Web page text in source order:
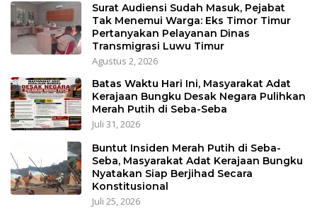
Surat Audiensi Sudah Masuk, Pejabat
Tak Menemui Warga: Eks Timor Timur
Pertanyakan Pelayanan Dinas
Transmigrasi Luwu Timur
Agustus 2, 2026
Batas Waktu Hari Ini, Masyarakat Adat
Kerajaan Bungku Desak Negara Pulihkan
Merah Putih di Seba-Seba
Juli 31, 2026
Buntut Insiden Merah Putih di Seba-
Seba, Masyarakat Adat Kerajaan Bungku
Nyatakan Siap Berjihad Secara
Konstitusional
Juli 25, 2026